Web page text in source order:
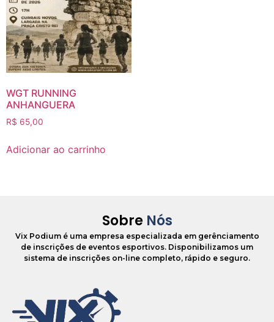
WGT RUNNING
ANHANGUERA
R$ 65,00
Adicionar ao carrinho
Sobre Nós
Vix Podium é uma empresa especializada em gerênciamento
de inscrições de eventos esportivos. Disponibilizamos um
sistema de inscrições on-line completo, rápido e seguro.